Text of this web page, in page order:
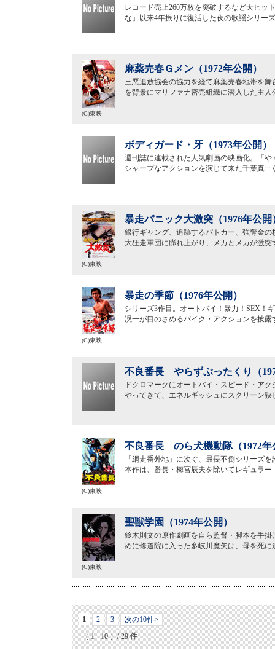
レコード売上260万枚を突破するなど大ヒッ
な」以来4年振りに復活した夜の歌謡シリー
麻薬売春Ｇメン（1972年公開）
三悪追放協会の協力を経て麻薬売春地帯を
を背景にマリファナ密売組織に潜入した主
(C)東映
ボディガード・牙（1973年公開）
週刊誌に連載された人気劇画の映画化。「
シャープなアクションを演じて来た千葉真
暴走パニック大激突（1976年公開
銀行ギャング、追跡するパトカー、強奪金
大狂走軍団に膨れ上がり、メカとメカが激
(C)東映
暴走の季節（1976年公開）
シリーズ3作目。オートバイ！暴力！SEX！
滉一が目のさめるバイク・アクションを披露
(C)東映
不良番長 やらずぶったくり（
ドクロマークにオートバイ・スピード・ア
やってきて、エネルギッシュにスクリーン
不良番長 のら犬機動隊（1972年
「網走番外地」に次ぐ、最長不倒シリーズ
本作は、番長・梅宮辰夫を除いてレギュラ
(C)東映
聖獣学園（1974年公開）
鈴木則文の原作劇画を自ら監督・脚本を手
めに修道院に入った多岐川魔矢は、母を死
(C)東映
1 2 3
次の10件>
（ 1 - 10 ）/ 29 件